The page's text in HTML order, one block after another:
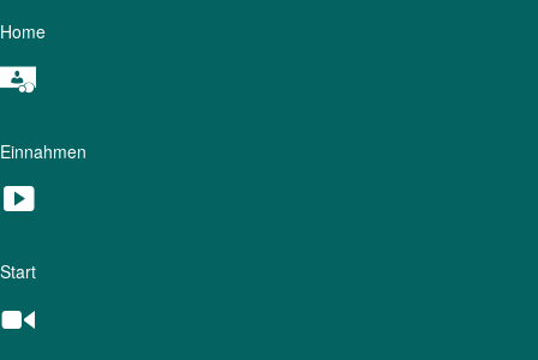
Home
Einnahmen
Start